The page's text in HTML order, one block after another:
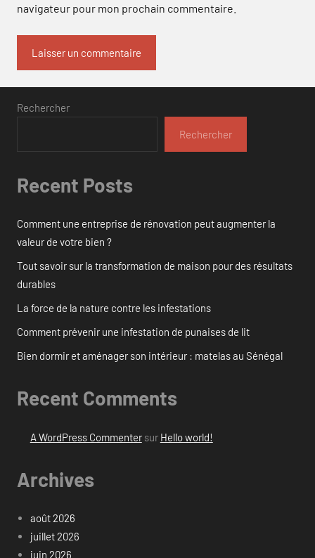
navigateur pour mon prochain commentaire.
Rechercher
Rechercher
Recent Posts
Comment une entreprise de rénovation peut augmenter la
valeur de votre bien ?
Tout savoir sur la transformation de maison pour des résultats
durables
La force de la nature contre les infestations
Comment prévenir une infestation de punaises de lit
Bien dormir et aménager son intérieur : matelas au Sénégal
Recent Comments
A WordPress Commentersur Hello world!
Archives
août 2026
juillet 2026
juin 2026